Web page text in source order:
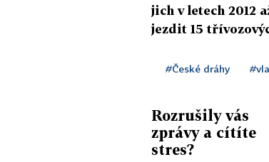
jich v letech 2012
jezdit 15
#České dráhy
Rozrušily vás
zprávy a cítíte
stres?